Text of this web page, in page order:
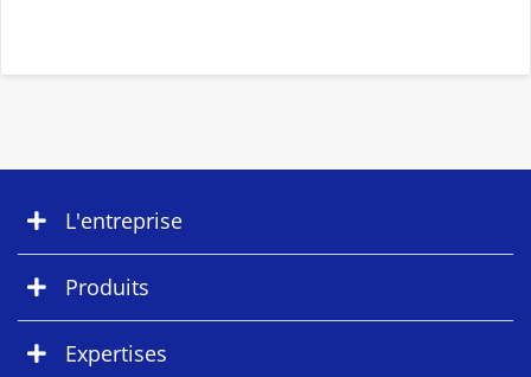
L'entreprise
Produits
Expertises